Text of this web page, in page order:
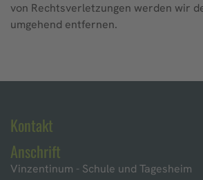
von Rechtsverletzungen werden wir
umgehend entfernen.
Kontakt
Anschrift
Vinzentinum - Schule und Tagesheim